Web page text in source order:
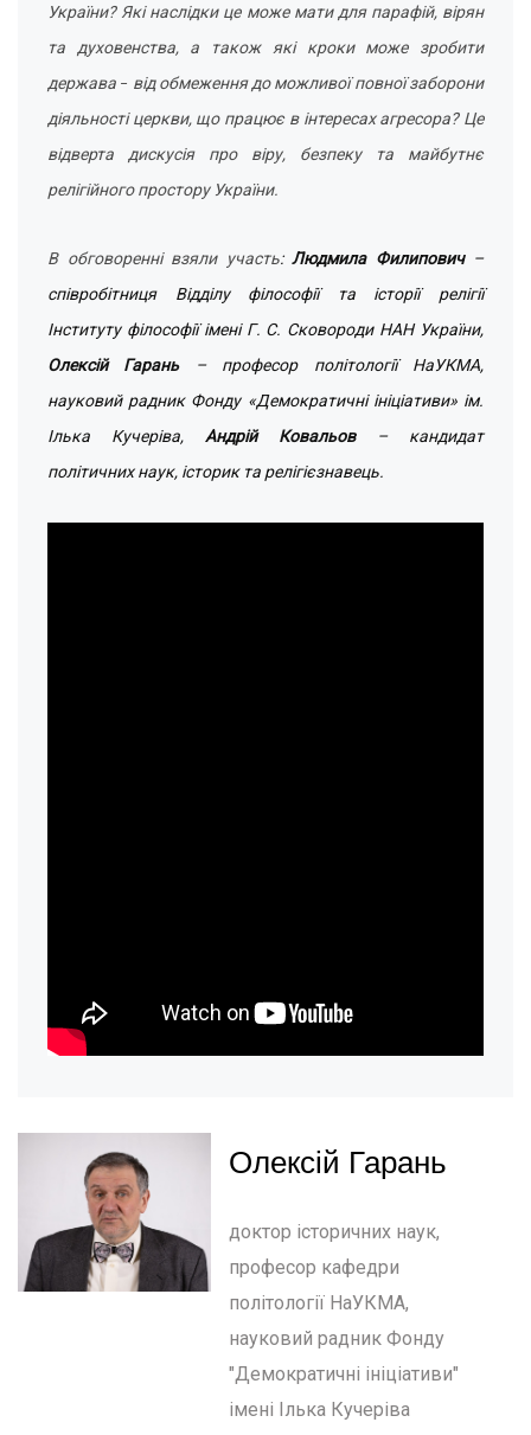
Олексій Гарань
доктор історичних наук,
професор кафедри
політології НаУКМА,
науковий радник Фонду
"Демократичні ініціативи"
імені Ілька Кучеріва
України? Які наслідки це може мати для парафій, вірян
та духовенства, а також які кроки може зробити
держава – від обмеження до можливої повної заборони
діяльності церкви, що працює в інтересах агресора? Це
відверта дискусія про віру, безпеку та майбутнє
релігійного простору України.
В обговоренні взяли участь: Людмила Филипович –
співробітниця Відділу філософії та історії релігії
Інституту філософії імені Г. С. Сковороди НАН України,
Олексій Гарань
– професор політології НаУКМА,
науковий радник Фонду «Демократичні ініціативи» ім.
Ілька Кучеріва, Андрій Ковальов– кандидат
політичних наук, історик та релігієзнавець.